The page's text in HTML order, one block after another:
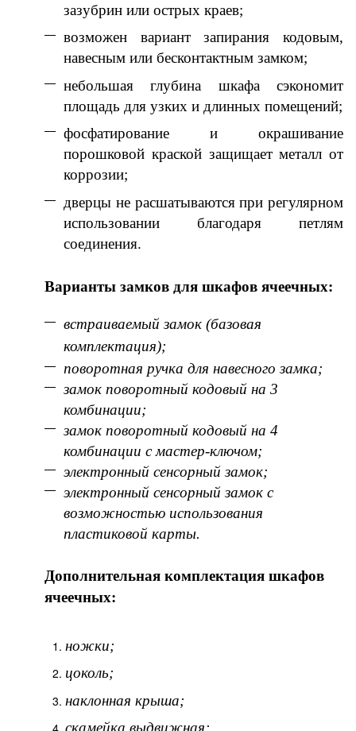
зазубрин или острых краев;
возможен вариант запирания кодовым,
навесным или бесконтактным замком;
небольшая глубина шкафа сэкономит
площадь для узких и длинных помещений;
фосфатирование и окрашивание
порошковой краской защищает металл от
коррозии;
дверцы не расшатываются при регулярном
использовании благодаря петлям
соединения.
Варианты замков для шкафов ячеечных:
встраиваемый замок (базовая
комплектация);
поворотная ручка для навесного замка;
замок поворотный кодовый на 3
комбинации;
замок поворотный кодовый на 4
комбинации с мастер-ключом;
электронный сенсорный замок;
электронный сенсорный замок с
возможностью использования
пластиковой карты.
Дополнительная комплектация шкафов
ячеечных:
ножки;
цоколь;
наклонная крыша;
скамейка выдвижная;